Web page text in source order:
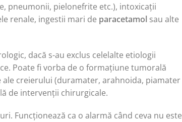
pneumonii, pielonefrite etc.), intoxicații
renale, ingestii mari de paracetamol sau alte
dacă s-au exclus celelalte etiologii
Poate fi vorba de o formațiune tumorală
creierului (duramater, arahnoida, piamater
de intervenții chirurgicale.
Funcționează ca o alarmă când ceva nu este